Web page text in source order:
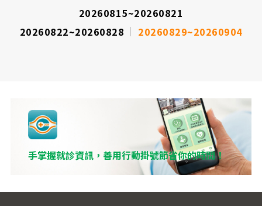
20260815~20260821
20260822~20260828
20260829~20260904
手掌握就診資訊，善用行動掛號節省你的時間！